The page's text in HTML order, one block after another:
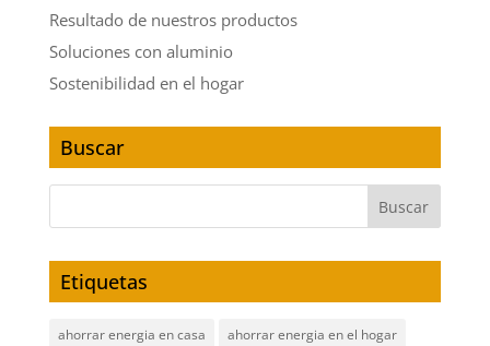
Resultado de nuestros productos
Soluciones con aluminio
Sostenibilidad en el hogar
Buscar
Etiquetas
ahorrar energia en casa
ahorrar energia en el hogar